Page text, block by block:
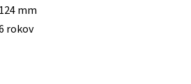
124 mm
rokov